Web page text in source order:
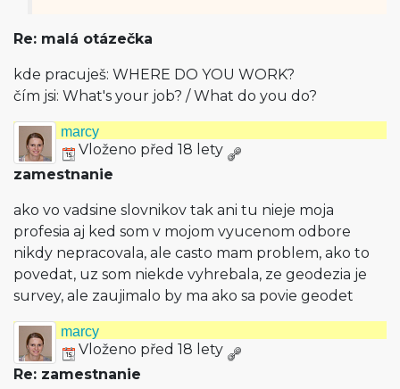
Re: malá otázečka
kde pracuješ: WHERE DO YOU WORK?
čím jsi: What's your job? / What do you do?
marcy
Vloženo před 18 lety
zamestnanie
ako vo vadsine slovnikov tak ani tu nieje moja
profesia aj ked som v mojom vyucenom odbore
nikdy nepracovala, ale casto mam problem, ako to
povedat, uz som niekde vyhrebala, ze geodezia je
survey, ale zaujimalo by ma ako sa povie geodet
marcy
Vloženo před 18 lety
Re: zamestnanie